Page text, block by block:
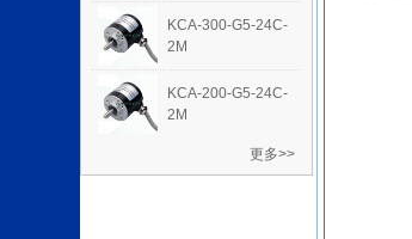
KCA-300-G5-24C-
2M
KCA-200-G5-24C-
2M
更多>>